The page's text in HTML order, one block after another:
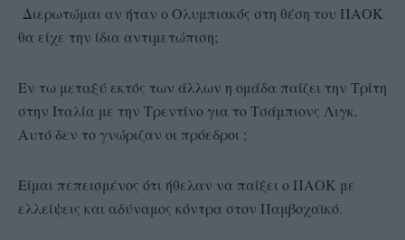
Διερωτώμαι αν ήταν ο Ολυμπιακός στη θέση του ΠΑΟΚ
θα είχε την ίδια αντιμετώπιση;
Εν τω μεταξύ εκτός των άλλων η ομάδα παίζει την Τρίτη
στην Ιταλία με την Τρεντίνο για το Τσάμπιονς Λιγκ.
Αυτό δεν το γνώριζαν οι πρόεδροι ;
Είμαι πεπεισμένος ότι ήθελαν να παίξει ο ΠΑΟΚ με
ελλείψεις και αδύναμος κόντρα στον Παμβοχαϊκό.